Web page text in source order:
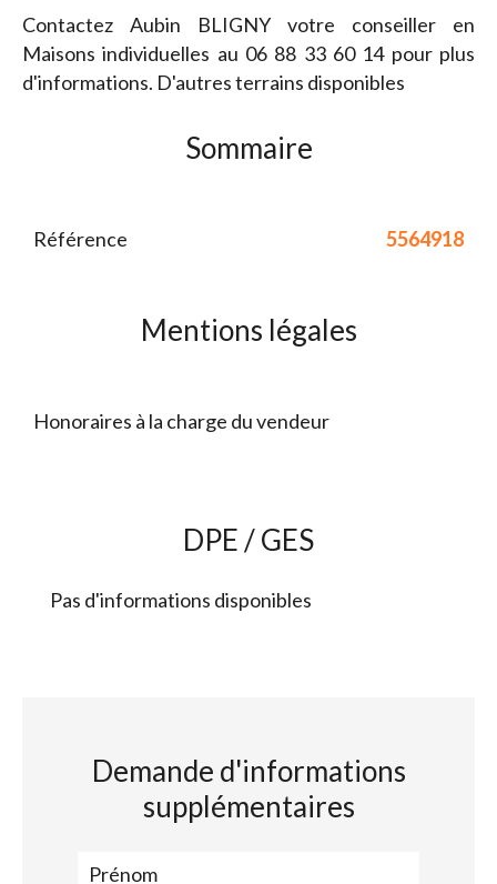
Contactez Aubin BLIGNY votre conseiller en
Maisons individuelles au 06 88 33 60 14 pour plus
d'informations. D'autres terrains disponibles
Sommaire
Référence 5564918
Mentions légales
Honoraires à la charge du vendeur
DPE / GES
Pas d'informations disponibles
Demande d'informations
supplémentaires